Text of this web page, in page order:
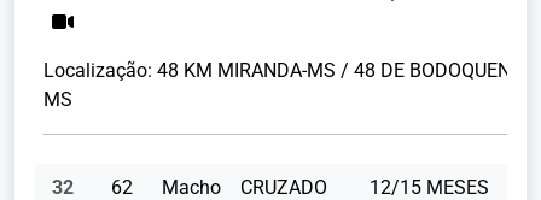
Localização: 48 KM MIRANDA-MS / 48 DE BODOQUENA-
MS
32 62 Macho CRUZADO 12/15 MESES